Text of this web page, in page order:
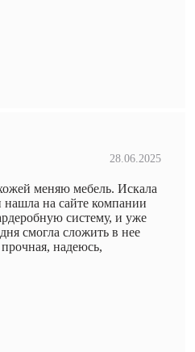
28.06.2025
меняю мебель. Искала
на сайте компании
систему, и уже
смогла сложить в нее
надеюсь,